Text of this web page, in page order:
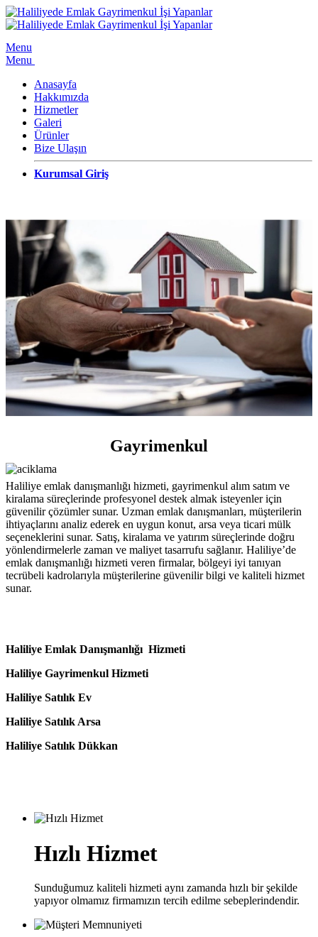
Menu
Menu
Anasayfa
Hakkımızda
Hizmetler
Galeri
Ürünler
Bize Ulaşın
Kurumsal Giriş
Gayrimenkul
Haliliye emlak danışmanlığı hizmeti, gayrimenkul alım satım ve
kiralama süreçlerinde profesyonel destek almak isteyenler için
güvenilir çözümler sunar. Uzman emlak danışmanları, müşterilerin
ihtiyaçlarını analiz ederek en uygun konut, arsa veya ticari mülk
seçeneklerini sunar. Satış, kiralama ve yatırım süreçlerinde doğru
yönlendirmelerle zaman ve maliyet tasarrufu sağlanır. Haliliye’de
emlak danışmanlığı hizmeti veren firmalar, bölgeyi iyi tanıyan
tecrübeli kadrolarıyla müşterilerine güvenilir bilgi ve kaliteli hizmet
sunar.
Haliliye Emlak Danışmanlığı Hizmeti
Haliliye Gayrimenkul Hizmeti
Haliliye Satılık Ev
Haliliye Satılık Arsa
Haliliye Satılık Dükkan
Hızlı Hizmet
Sunduğumuz kaliteli hizmeti aynı zamanda hızlı bir şekilde
yapıyor olmamız firmamızın tercih edilme sebeplerindendir.